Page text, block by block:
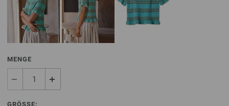
MENGE
GRÖSSE: